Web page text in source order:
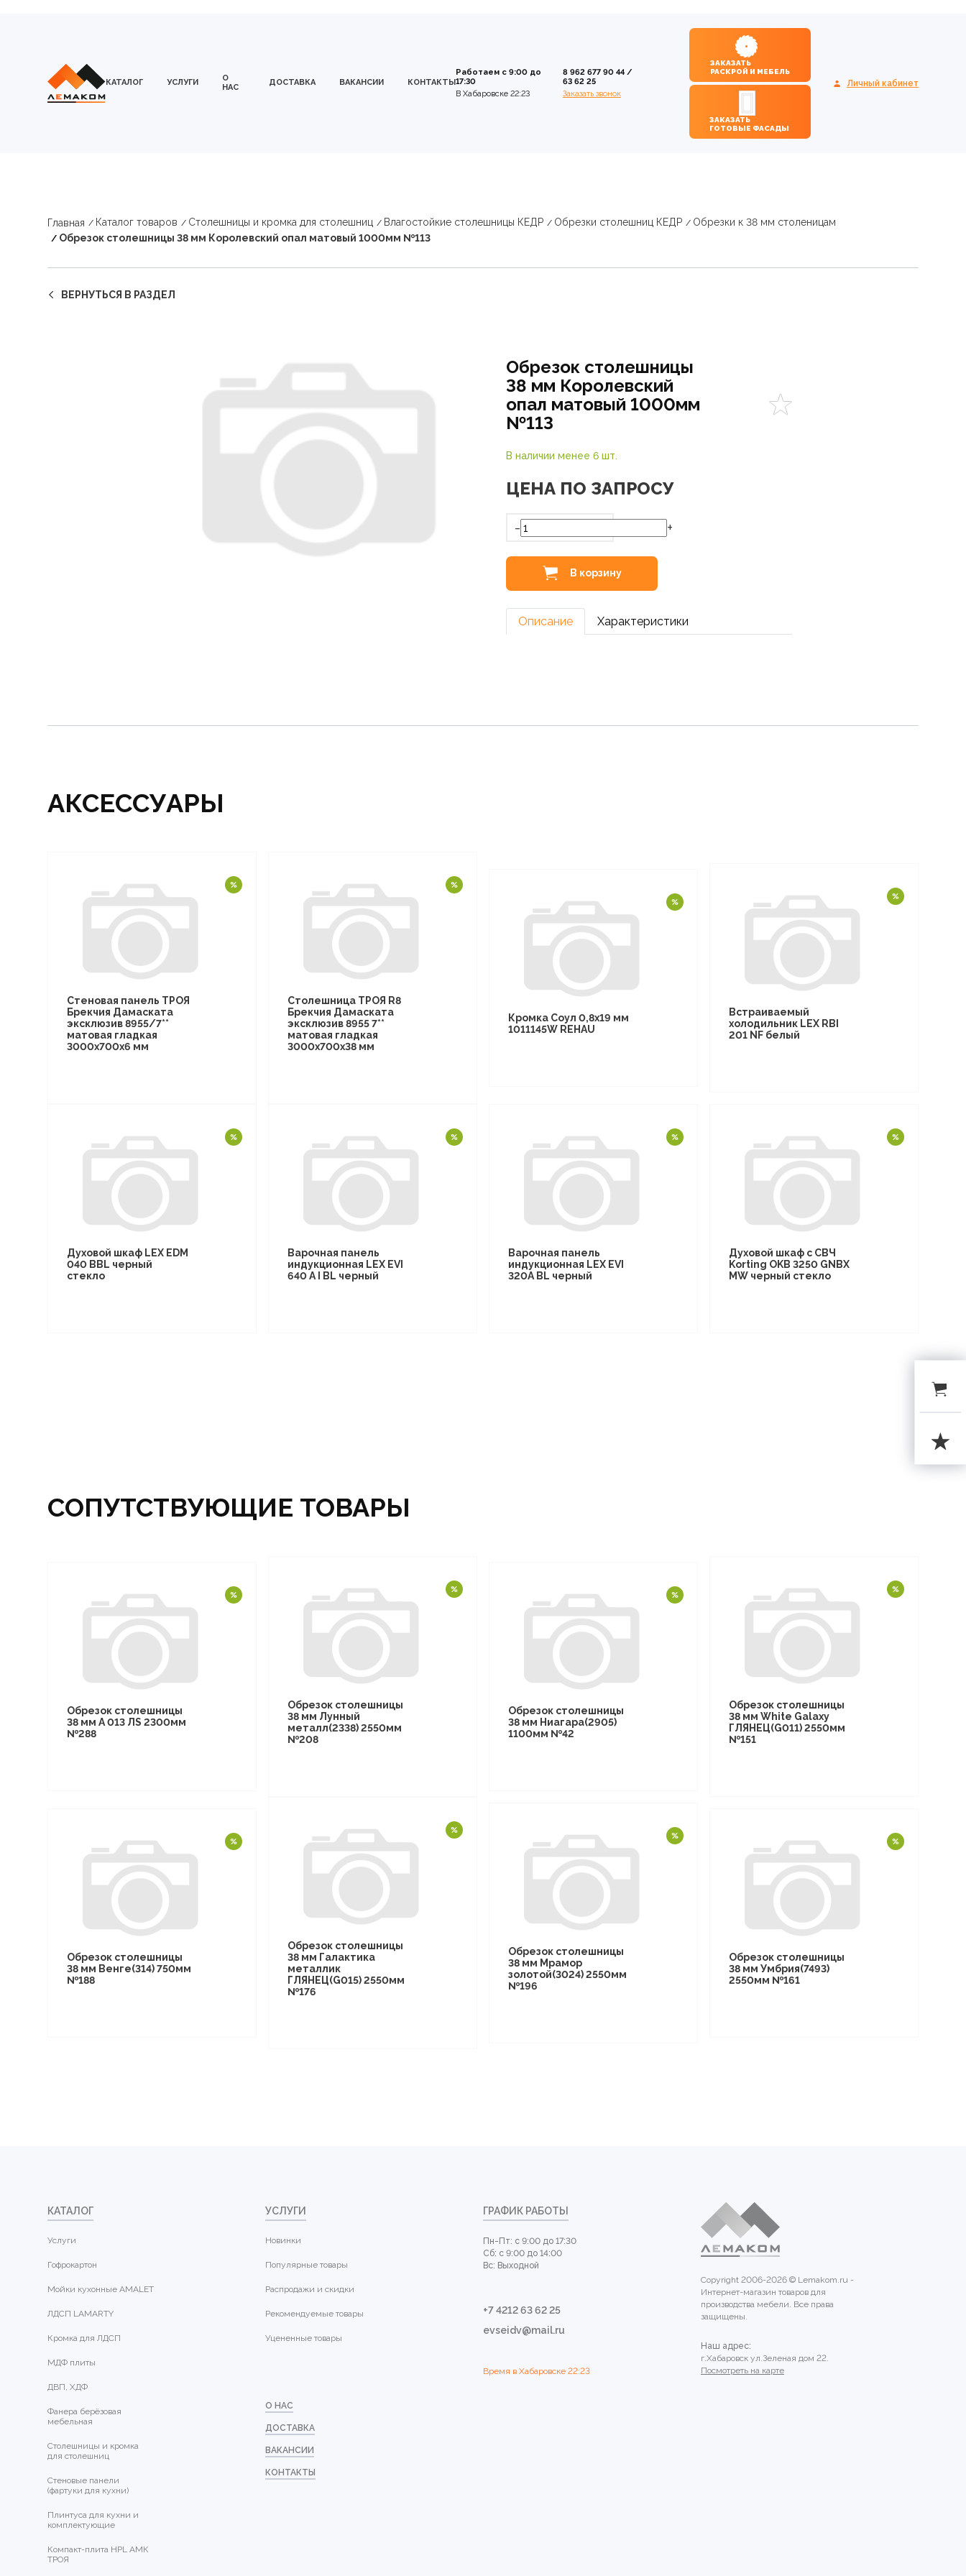
КАТАЛОГ УСЛУГИ
О
НАС
ДОСТАВКА ВАКАНСИИ КОНТАКТЫ
Работаем с 9:00 до
17:30
В Хабаровске 22:23
8 962 677 90 44/
63 62 25
Заказать звонок
ЗАКАЗАТЬ
РАСКРОЙ И МЕБЕЛЬ
ЗАКАЗАТЬ
ГОТОВЫЕ ФАСАДЫ
Личный кабинет
Главная Каталог товаров Столешницы и кромка для столешниц Влагостойкие столешницы КЕДР Обрезки столешниц КЕДР
Обрезки к 38 мм столеницам
Обрезок столешницы 38 мм Королевский опал матовый 1000мм №113
ВЕРНУТЬСЯ В РАЗДЕЛ
Обрезок столешницы
38 мм Королевский
опал матовый 1000мм
№113
В наличии менее 6 шт.
ЦЕНА ПО ЗАПРОСУ
- +
В корзину
Описание Характеристики
АКСЕССУАРЫ
Стеновая панель ТРОЯ
Брекчия Дамаската
эксклюзив 8955/7**
матовая гладкая
3000х700х6 мм
Столешница ТРОЯ R8
Брекчия Дамаската
эксклюзив 8955 7**
матовая гладкая
3000х700х38 мм
Кромка Соул 0,8х19 мм
1011145W REHAU
Встраиваемый
холодильник LEX RBI
201 NF белый
Духовой шкаф LEX EDM
040 BBL черный
стекло
Варочная панель
индукционная LEX EVI
640 A I BL черный
Варочная панель
индукционная LEX EVI
320A BL черный
Духовой шкаф с СВЧ
Korting OKB 3250 GNBX
MW черный стекло
СОПУТСТВУЮЩИЕ ТОВАРЫ
Обрезок столешницы
38 мм А 013 ЛS 2300мм
№288
Обрезок столешницы
38 мм Лунный
металл(2338) 2550мм
№208
Обрезок столешницы
38 мм Ниагара(2905)
1100мм №42
Обрезок столешницы
38 мм White Galaxy
ГЛЯНЕЦ(G011) 2550мм
№151
Обрезок столешницы
38 мм Венге(314) 750мм
№188
Обрезок столешницы
38 мм Галактика
металлик
ГЛЯНЕЦ(G015) 2550мм
№176
Обрезок столешницы
38 мм Мрамор
золотой(3024) 2550мм
№196
Обрезок столешницы
38 мм Умбрия(7493)
2550мм №161
КАТАЛОГ
Услуги
Гофрокартон
Мойки кухонные AMALET
ЛДСП LAMARTY
Кромка для ЛДСП
МДФ плиты
ДВП, ХДФ
Фанера берёзовая
мебельная
Столешницы и кромка
для столешниц
Стеновые панели
(фартуки для кухни)
Плинтуса для кухни и
комплектующие
Компакт-плита HPL АМК
ТРОЯ
УСЛУГИ
Новинки
Популярные товары
Распродажи и скидки
Рекомендуемые товары
Уцененные товары
О НАС
ДОСТАВКА
ВАКАНСИИ
КОНТАКТЫ
ГРАФИК РАБОТЫ
Пн-Пт: с 9:00 до 17:30
Сб: с 9:00 до 14:00
Вс: Выходной
+7 4212 63 62 25
evseidv@mail.ru
Время в Хабаровске 22:23
Copyright 2006-2026 © Lemakom.ru -
Интернет-магазин товаров для
производства мебели. Все права
защищены.
Наш адрес:
г.Хабаровск ул.Зеленая дом 22.
Посмотреть на карте